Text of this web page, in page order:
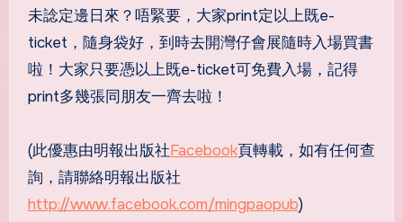
未諗定邊日來？唔緊要，大家print定以上既e-
ticket，隨身袋好，到時去開灣仔會展隨時入場買書
啦！大家只要憑以上既e-ticket可免費入場，記得
print多幾張同朋友一齊去啦！
(此優惠由明報出版社Facebook頁轉載，如有任何查
詢，請聯絡明報出版社
http://www.facebook.com/mingpaopub)